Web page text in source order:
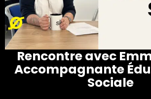
Rencontre avec
Accompagnante
Sociale